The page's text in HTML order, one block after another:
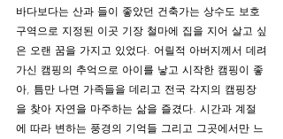
바다보다는 산과 들이 좋았던 건축가는 상수도 보호
구역으로 지정된 이곳 기장 철마에 집을 지어 살고 싶
은 오랜 꿈을 가지고 있었다. 어릴적 아버지께서 데려
가신 캠핑의 추억으로 아이를 낳고 시작한 캠핑이 좋
아, 틈만 나면 가족들을 데리고 전국 각지의 캠핑장
을 찾아 자연을 마주하는 삶을 즐겼다. 시간과 계절
에 따라 변하는 풍경의 기억들 그리고 그곳에서만 느